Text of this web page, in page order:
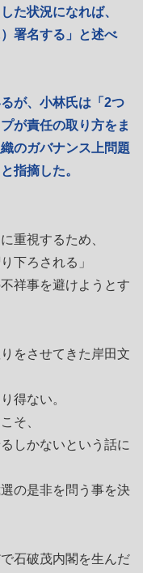
た状況になれば、
署名する」と述べ
が、小林氏は「2つ
が責任の取り方をま
のガバナンス上問題
指摘した。
重視するため、
下ろされる」
祥事を避けようとす
をさせてきた岸田文
得ない。
そ、
しかないという話に
の是非を問う事を決
石破茂内閣を生んだ